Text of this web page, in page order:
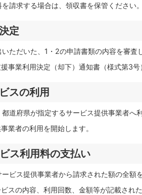
請求する場合は、領収書を保管ください。
定
ただいた、1・2の申請書類の内容を審査
事業利用決定（却下）通知書（様式第3号
スの利用
道府県が指定するサービス提供事業者へ
業者の利用を開始します。
ス利用料の支払い
ビス提供事業者から請求された額の全額
スの内容、利用回数、金額等が記載され